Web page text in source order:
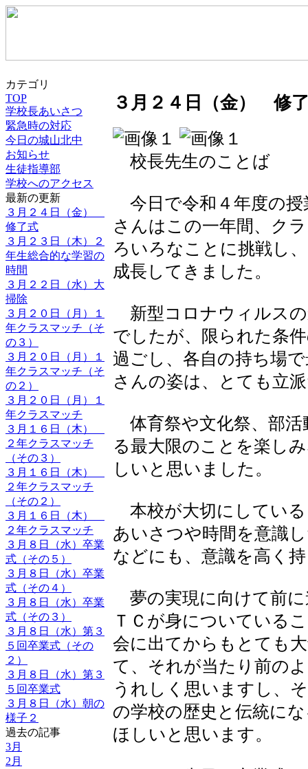
カテゴリ
TOP
学校長あいさつ
緊急時の対応
今日の城山北中
お知らせ
生徒指導部
学校へのアクセス
最新の更新
３月２４日（金）
修了式
３月２３日（木）２
年生総合的な学習の
時間
３月２２日（水）大
掃除
３月２０日（月）１
年クラスマッチ（そ
の３）
３月２０日（月）１
年クラスマッチ（そ
の２）
３月２０日（月）１
年クラスマッチ
３月１６日（木）
２年クラスマッチ
（その３）
３月１６日（木）
２年クラスマッチ
（その２）
３月１６日（木）
２年クラスマッチ
３月８日（水）卒業
式（その５）
３月８日（水）卒業
式（その４）
３月８日（水）卒業
式（その３）
３月８日（水）第３
５回卒業式（その
２）
３月８日（水）第３
５回卒業式
３月８日（水）朝の
様子２
過去の記事
3月
2月
３月２４日（金） 修
校長先生のことば
今日で令和４年度の
さんはこの一年間、ク
ろいろなことに挑戦し
成長してきました。
新型コロナウィルス
でしたが、限られた条
過ごし、各自の持ち場
さんの姿は、とても立
体育祭や文化祭、部活
る最大限のことを楽し
しいと思いました。
本校が大切にしている
あいさつや時間を意識
などにも、意識を高く
夢の実現に向けて前
ＴＣが身についている
会に出てからもとても
て、それが当たり前の
うれしく思いますし、
の学校の歴史と伝統に
ほしいと思います。